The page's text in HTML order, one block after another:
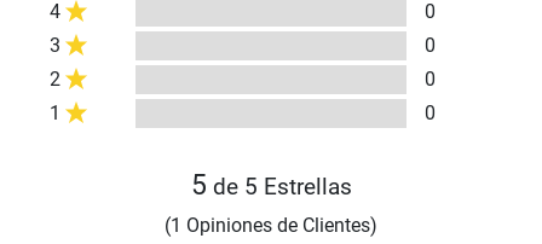
4
0
3
0
2
0
1
0
5 de 5 Estrellas
(1 Opiniones de Clientes)